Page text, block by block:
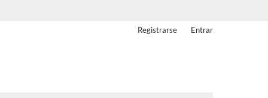
Registrarse Entrar